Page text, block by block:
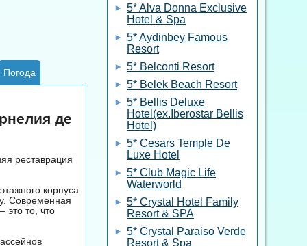
Погода
де
реставрация
корпуса
Современная
это то, что
5* Alva Donna Exclusive
Hotel & Spa
5* Aydinbey Famous
Resort
5* Belconti Resort
5* Belek Beach Resort
5* Bellis Deluxe
Hotel(ex.Iberostar Bellis
Hotel)
5* Cesars Temple De
Luxe Hotel
5* Club Magic Life
Waterworld
5* Crystal Hotel Family
Resort & SPA
5* Crystal Paraiso Verde
Resort & Spa